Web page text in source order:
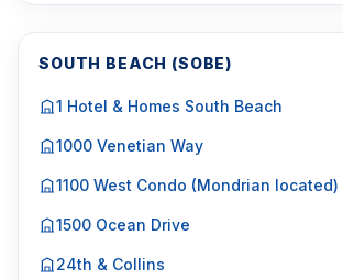
SOUTH BEACH (SOBE)
1 Hotel & Homes South Beach
1000 Venetian Way
1100 West Condo (Mondrian located)
1500 Ocean Drive
24th & Collins